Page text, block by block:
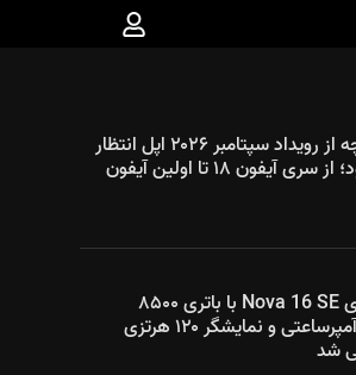
هرآنچه از رویداد سپتامبر ۲۰۲۶ اپل انتظار
می‌رود؛ از سری آیفون ۱۸ تا اولین آیفون
هواوی Nova 16 SE با باتری ۸۵۰۰
میلی‌آمپرساعتی و نمایشگر ۱۲۰ هرتزی
شد